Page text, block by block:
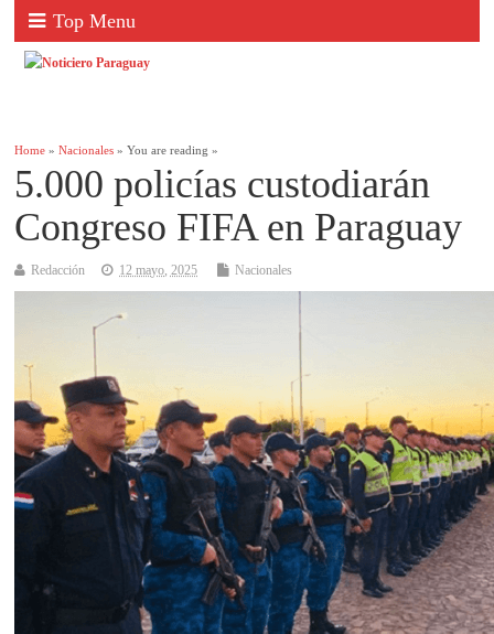
Top Menu
Home »Nacionales » You are reading »
5.000 policías custodiarán
Congreso FIFA en Paraguay
Redacción 12 mayo, 2025 Nacionales